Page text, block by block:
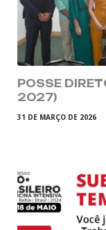
POSSE
2027)
31 DE MARÇO DE 2026